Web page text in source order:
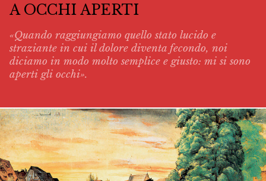
A OCCHI APERTI
«Quando raggiungiamo quello stato lucido e
straziante in cui il dolore diventa fecondo, noi
diciamo in modo molto semplice e giusto: mi si sono
aperti gli occhi».